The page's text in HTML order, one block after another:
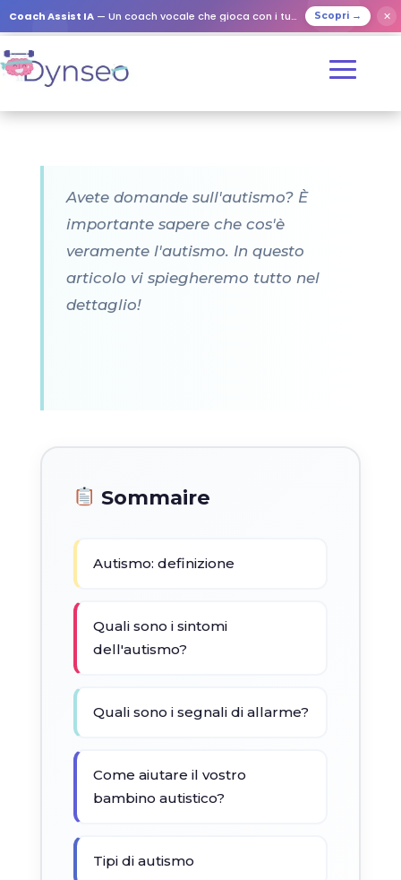
Coach Assist IA — Un coach vocale che gioca con i tuoi cari Scopri → ✕
Avete domande sull'autismo? È
importante sapere che cos'è
veramente l'autismo. In questo
articolo vi spiegheremo tutto nel
dettaglio!
Sommaire
Autismo: definizione
Quali sono i sintomi
dell'autismo?
Quali sono i segnali di allarme?
Come aiutare il vostro
bambino autistico?
Tipi di autismo